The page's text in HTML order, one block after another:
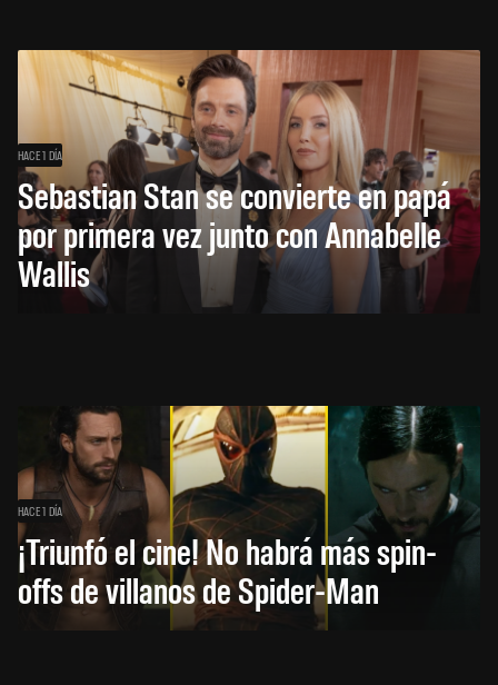
HACE 1 DÍA
Sebastian Stan se convierte en papá
por primera vez junto con Annabelle
Wallis
HACE 1 DÍA
¡Triunfó el cine! No habrá más spin-
offs de villanos de Spider-Man